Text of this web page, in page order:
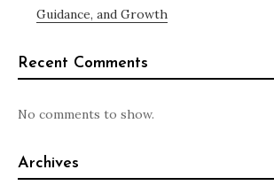
Guidance, and Growth
Recent Comments
No comments to show.
Archives